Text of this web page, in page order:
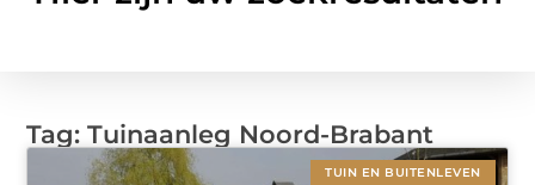
Tag: Tuinaanleg Noord-Brabant
TUIN EN BUITENLEVEN